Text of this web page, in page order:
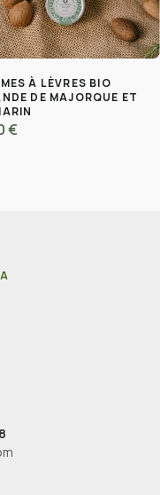
À LÈVRES BIO
DE MAJORQUE ET
€